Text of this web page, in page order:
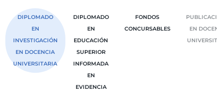
DIPLOMADO
EN
INVESTIGACIÓN
EN DOCENCIA
UNIVERSITARIA
DIPLOMADO
EN
EDUCACIÓN
SUPERIOR
INFORMADA
EN
EVIDENCIA
FONDOS
CONCURSABLES
EN